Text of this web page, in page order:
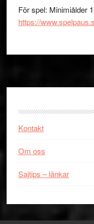
För spel: Minimiålder
https://
Kontakt
Om oss
Sajtips – länkar